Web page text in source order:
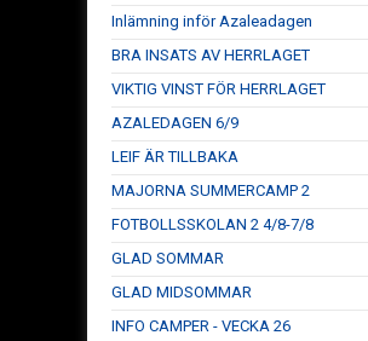
Inlämning inför Azaleadagen
BRA INSATS AV HERRLAGET
VIKTIG VINST FÖR HERRLAGET
AZALEDAGEN 6/9
LEIF ÄR TILLBAKA
MAJORNA SUMMERCAMP 2
FOTBOLLSSKOLAN 2 4/8-7/8
GLAD SOMMAR
GLAD MIDSOMMAR
INFO CAMPER - VECKA 26